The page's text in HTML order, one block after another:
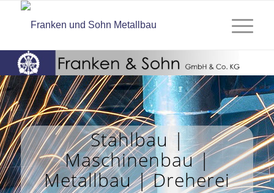
Stahlbau |
Maschinenbau |
Metallbau | Dreherei